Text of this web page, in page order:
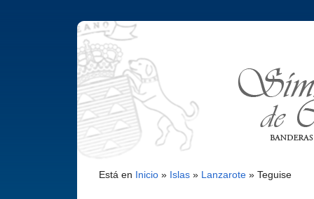
Está en Inicio» Islas» Lanzarote» Teguise